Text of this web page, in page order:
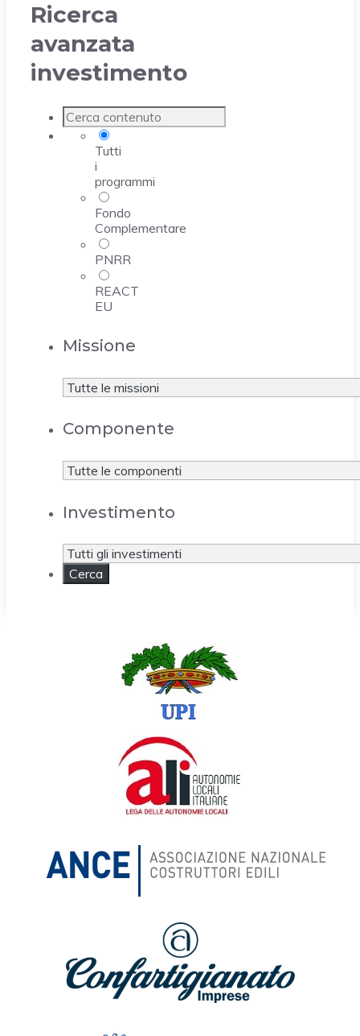
Ricerca
avanzata
investimento
Tutti
i
programmi
Fondo
Complementare
PNRR
REACT
EU
Missione
Componente
Investimento